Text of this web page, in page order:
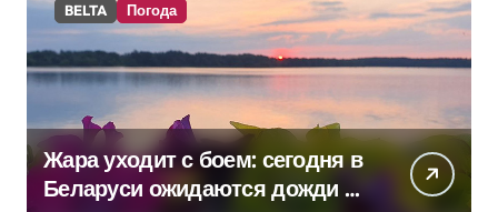
BELTA Погода
Жара уходит с боем: сегодня в
Беларуси ожидаются дожди и